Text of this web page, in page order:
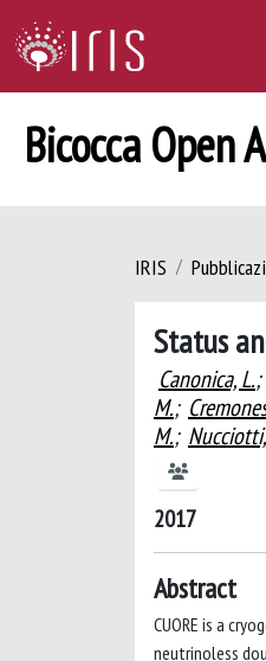
Bicocca Open
IRIS
Status
Canonica, L.;
M.;
M.;
2017
Abstract
CUORE is a
neutrinoless